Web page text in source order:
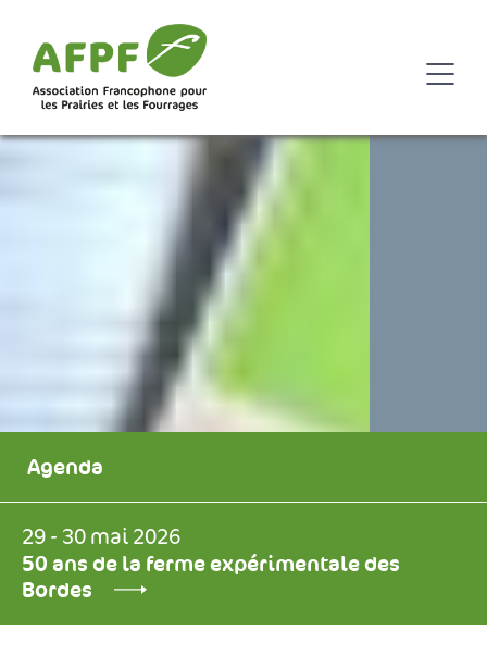
Agenda
29 - 30 mai 2026
50 ans de la ferme expérimentale des
Bordes